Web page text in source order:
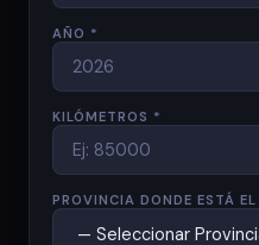
AÑO *
KILÓMETROS *
PROVINCIA DONDE ESTÁ